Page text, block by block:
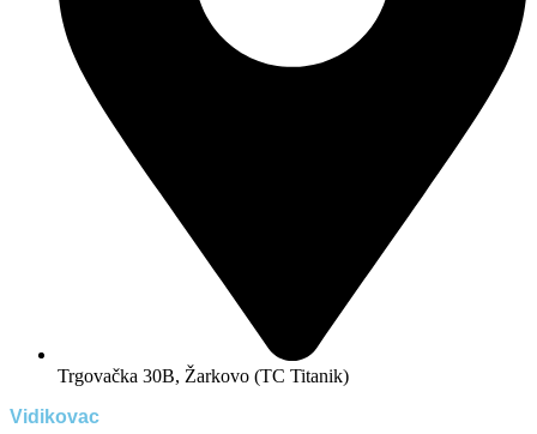
Trgovačka 30B, Žarkovo (TC Titanik)
Vidikovac